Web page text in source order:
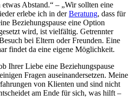
Abstand.“ – „Wir sollten eine
erlebe ich in derBeratung, dass für
Beziehungspause eine Option
wird, ist vielfältig. Getrennter
bei Eltern oder Freunden. Eine
findet da eine eigene Möglichkeit.
Ihrer Liebe eine Beziehungspause
Fragen auseinandersetzen. Meine
von Klienten und sind nicht
am Ende für sich, was hilft –